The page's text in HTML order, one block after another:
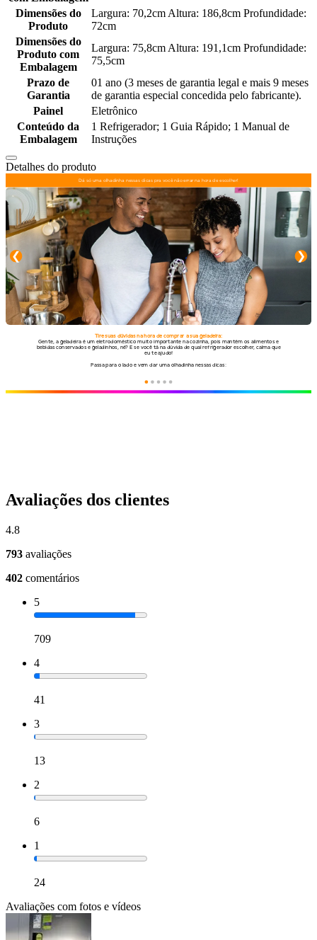
Dimensões do
Produto
Largura: 70,2cm Altura: 186,8cm Profundidade:
72cm
Dimensões do
Produto com
Embalagem
Largura: 75,8cm Altura: 191,1cm Profundidade:
75,5cm
Prazo de
Garantia
01 ano (3 meses de garantia legal e mais 9 meses
de garantia especial concedida pelo fabricante).
Painel
Eletrônico
Conteúdo da
Embalagem
1 Refrigerador; 1 Guia Rápido; 1 Manual de
Instruções
Detalhes do produto
Avaliações dos clientes
4.8
793 avaliações
402 comentários
5
709
4
41
3
13
2
6
1
24
Avaliações com fotos e vídeos